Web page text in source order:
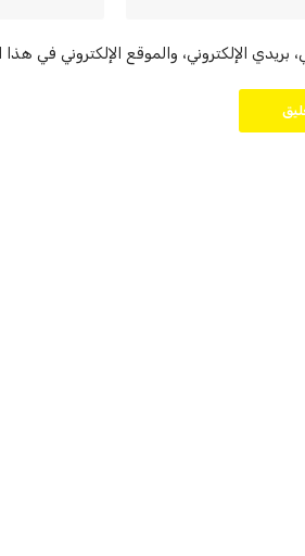
بريدي الإلكتروني، والموقع الإلكتروني في